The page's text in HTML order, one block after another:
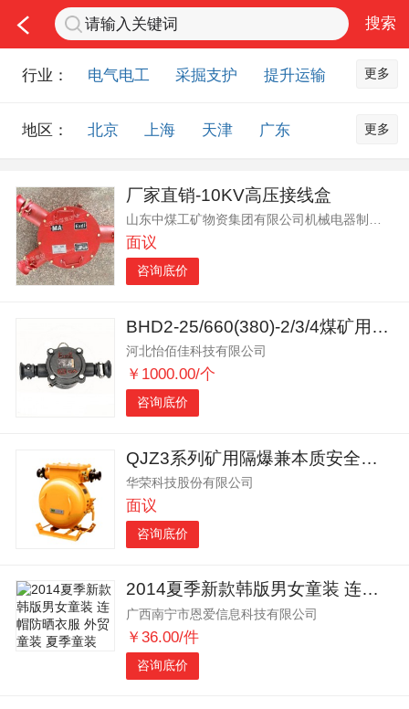
行业： 电气电工 采掘支护
提升运输
排水设备
钻探设备
非金属品
化工化学
安防设备
矿用物资
应急救援
农业机械
交通机械
更多
地区： 北京 上海 天津
广东
山东
内蒙古 黑龙江
吉林
辽宁
江苏 浙江
湖北
湖南
安徽
江西
陕西
西藏 甘肃
青海
海南 新疆
台湾
澳门 国外地区
更多
厂家直销-10KV高压接线盒
山东中煤工矿物资集团有限公司机械电器制造分公司
面议
咨询底价
BHD2-25/660(380)-2/3/4煤矿用低压接线盒
河北怡佰佳科技有限公司
￥1000.00/个
咨询底价
QJZ3系列矿用隔爆兼本质安全型真空电磁启动器
华荣科技股份有限公司
面议
咨询底价
2014夏季新款韩版男女童装 连帽防晒衣服 外贸童装 夏季童装
广西南宁市恩爱信息科技有限公司
￥36.00/件
咨询底价